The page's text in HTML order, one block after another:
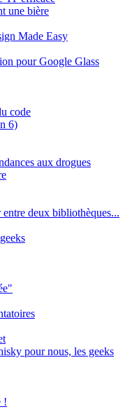
une bière
Made Easy
pour Google Glass
code
6)
aux drogues
deux bibliothèques...
pour nous, les geeks
!